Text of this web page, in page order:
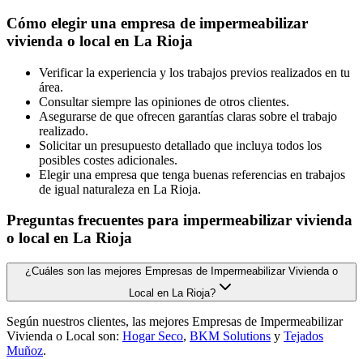
Cómo elegir una empresa de impermeabilizar
vivienda o local en La Rioja
Verificar la experiencia y los trabajos previos realizados en tu
área.
Consultar siempre las opiniones de otros clientes.
Asegurarse de que ofrecen garantías claras sobre el trabajo
realizado.
Solicitar un presupuesto detallado que incluya todos los
posibles costes adicionales.
Elegir una empresa que tenga buenas referencias en trabajos
de igual naturaleza en La Rioja.
Preguntas frecuentes para impermeabilizar vivienda
o local en La Rioja
¿Cuáles son las mejores Empresas de Impermeabilizar Vivienda o
Local en La Rioja?
Según nuestros clientes, las mejores Empresas de Impermeabilizar
Vivienda o Local son: Hogar Seco, BKM Solutions y Tejados
Muñoz.